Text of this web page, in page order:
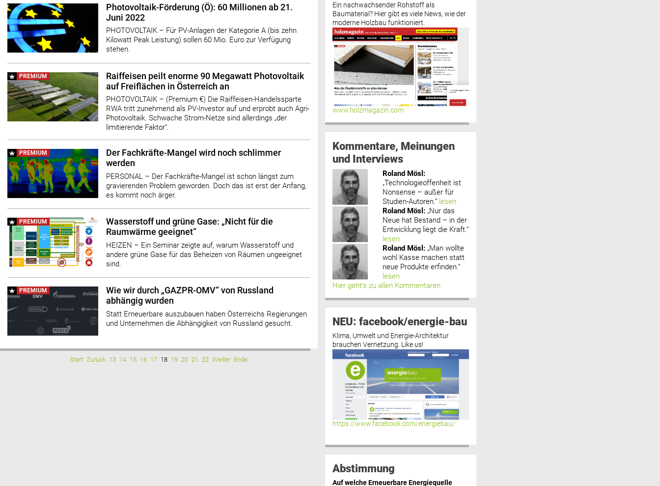
Photovoltaik-Förderung (Ö): 60 Millionen ab 21.
Juni 2022
PHOTOVOLTAIK – Für PV-Anlagen der Kategorie A (bis zehn
Kilowatt Peak Leistung) sollen 60 Mio. Euro zur Verfügung
stehen.
PREMIUM
Raiffeisen peilt enorme 90 Megawatt Photovoltaik
auf Freiflächen in Österreich an
PHOTOVOLTAIK – (Premium €) Die Raiffeisen-Handelssparte
RWA tritt zunehmend als PV-Investor auf und erprobt auch Agri-
Photovoltaik. Schwache Strom-Netze sind allerdings „der
limitierende Faktor“.
PREMIUM
Der Fachkräfte-Mangel wird noch schlimmer
werden
PERSONAL – Der Fachkräfte-Mangel ist schon längst zum
gravierenden Problem geworden. Doch das ist erst der Anfang,
es kommt noch ärger.
PREMIUM
Wasserstoff und grüne Gase: „Nicht für die
Raumwärme geeignet“
HEIZEN – Ein Seminar zeigte auf, warum Wasserstoff und
andere grüne Gase für das Beheizen von Räumen ungeeignet
sind.
PREMIUM
Wie wir durch „GAZPR-OMV“ von Russland
abhängig wurden
Statt Erneuerbare auszubauen haben Österreichs Regierungen
und Unternehmen die Abhängigkeit von Russland gesucht.
Start Zurück 13 14 15 16 17 18 19 20 21 22 Weiter Ende
Ein nachwachsender Rohstoff als
Baumaterial? Hier gibt es viele News, wie der
moderne Holzbau funktioniert.
www.holzmagazin.com
Kommentare, Meinungen
und Interviews
Roland Mösl :
„Technologieoffenheit ist
Nonsense – außer für
Studien-Autoren.“ lesen
Roland Mösl : „Nur das
Neue hat Bestand – in der
Entwicklung liegt die Kraft.“
lesen
Roland Mösl : „Man wollte
wohl Kasse machen statt
neue Produkte erfinden.“
lesen
Hier geht’s zu allen Kommentaren
NEU: facebook/energie-bau
Klima, Umwelt und Energie-Architektur
brauchen Vernetzung. Like us!
https://www.facebook.com/energiebau/
Abstimmung
Auf welche Erneuerbare Energiequelle